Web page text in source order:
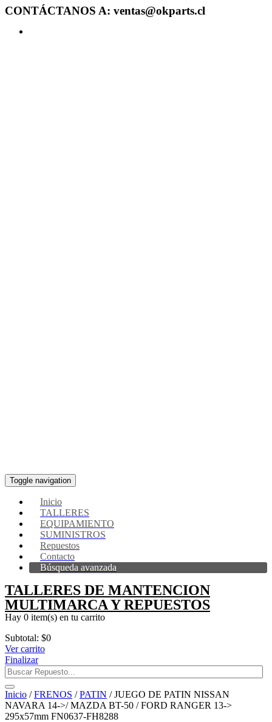
CONTÁCTANOS A: ventas@okparts.cl
Toggle navigation
Inicio
TALLERES
EQUIPAMIENTO
SUMINISTROS
Repuestos
Contacto
Búsqueda avanzada
TALLERES DE MANTENCION
MULTIMARCA Y REPUESTOS
Hay 0 item(s) en tu carrito
Subtotal: $0
Ver carrito
Finalizar
Inicio /FRENOS /PATIN / JUEGO DE PATIN NISSAN
NAVARA 14->/ MAZDA BT-50 / FORD RANGER 13->
295x57mm FN0637-FH8288